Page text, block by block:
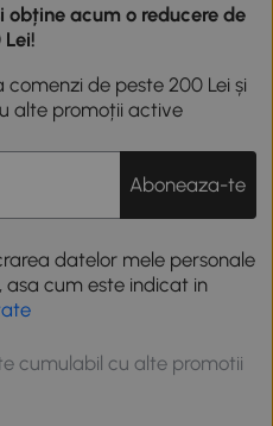
obține acum o reducere de
Lei!
de peste 200 Lei și
alte promoții active
Aboneaza-te
datelor mele personale
asa cum este indicat in
cumulabil cu alte promotii